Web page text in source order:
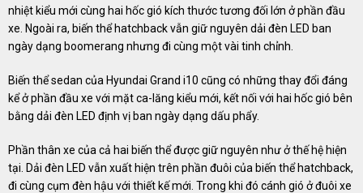
nhiệt kiểu mới cùng hai hốc gió kích thước tương đối lớn ở phần đầu
xe. Ngoài ra, biến thể hatchback vẫn giữ nguyên dải đèn LED ban
ngày dạng boomerang nhưng đi cùng một vài tinh chỉnh.
Biến thể sedan của Hyundai Grand i10 cũng có những thay đổi đáng
kể ở phần đầu xe với mặt ca-lăng kiểu mới, kết nối với hai hốc gió bên
bằng dải đèn LED định vị ban ngày dạng dấu phẩy.
Phần thân xe của cả hai biến thể được giữ nguyên như ở thế hệ hiện
tại. Dải đèn LED vẫn xuất hiện trên phần đuôi của biến thể hatchback,
đi cùng cụm đèn hậu với thiết kế mới. Trong khi đó cánh gió ở đuôi xe